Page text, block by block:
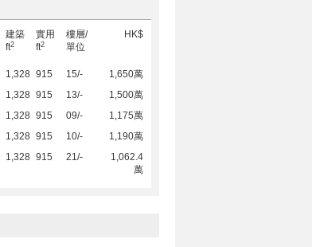
建築
ft2
實用
ft2
樓層/
單位
HK$
1,328 915 15/-
1,650萬
1,328 915 13/-
1,500萬
1,328 915 09/-
1,175萬
1,328 915 10/-
1,190萬
1,328 915 21/-
1,062.4
萬